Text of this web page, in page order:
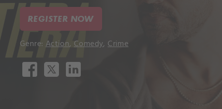
REGISTER NOW
Genre: Action,Comedy,Crime